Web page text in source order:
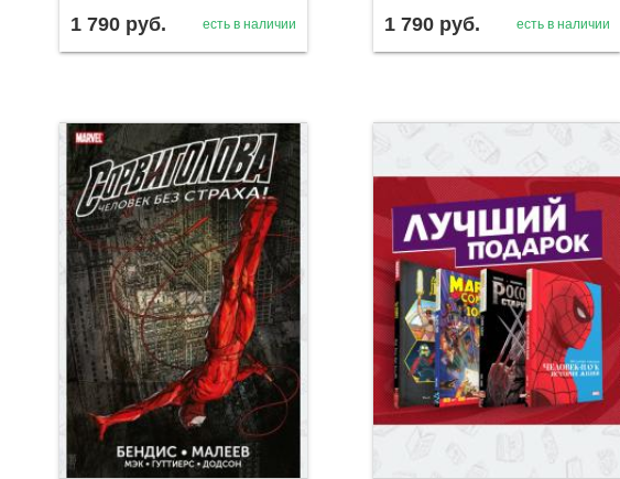
1 790 руб. есть в наличии 1 790 руб. есть в наличии